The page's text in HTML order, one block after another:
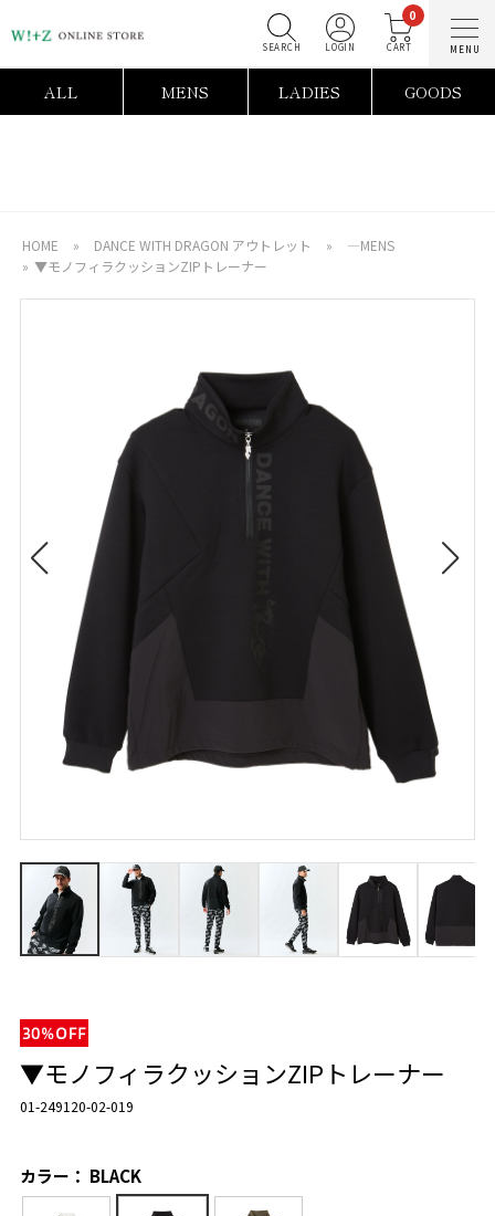
0
ALL MENS LADIES GOODS
HOME » DANCE WITH DRAGON アウトレット »
―MENS
» ▼モノフィラクッションZIPトレーナー
▼モノフィラクッションZIPトレーナー
01-249120-02-019
カラー： BLACK